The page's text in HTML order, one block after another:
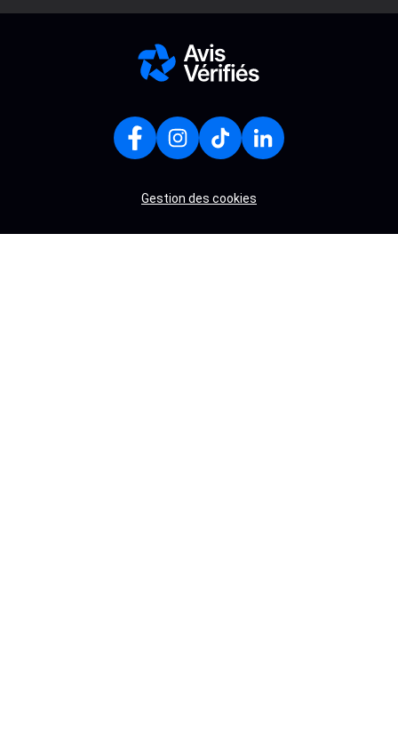
Gestion des cookies